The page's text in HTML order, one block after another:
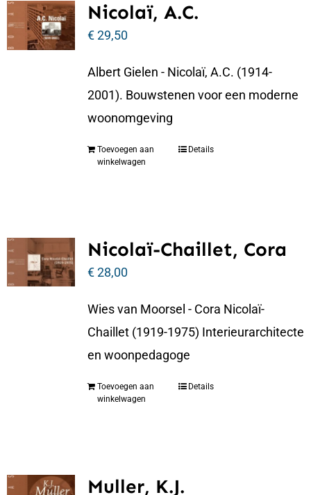
Nicolaï, A.C.
€29,50
Albert Gielen - Nicolaï, A.C. (1914-
2001). Bouwstenen voor een moderne
woonomgeving
Toevoegen aan
winkelwagen
Details
Nicolaï-Chaillet, Cora
€28,00
Wies van Moorsel - Cora Nicolaï-
Chaillet (1919-1975) Interieurarchitecte
en woonpedagoge
Toevoegen aan
winkelwagen
Details
Muller, K.J.